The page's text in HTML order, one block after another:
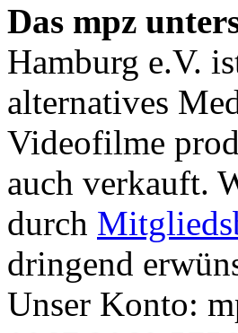
Das mpz
Hamburg e.V.
alternatives
Videofilme
auch verkauft.
durch
dringend
Unser Konto: